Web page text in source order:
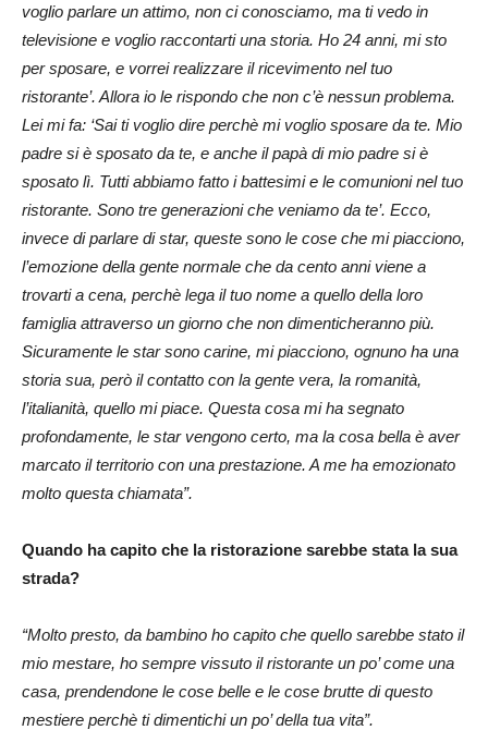
voglio parlare un attimo, non ci conosciamo, ma ti vedo in
televisione e voglio raccontarti una storia. Ho 24 anni, mi sto
per sposare, e vorrei realizzare il ricevimento nel tuo
ristorante’. Allora io le rispondo che non c’è nessun problema.
Lei mi fa: ‘Sai ti voglio dire perchè mi voglio sposare da te. Mio
padre si è sposato da te, e anche il papà di mio padre si è
sposato lì. Tutti abbiamo fatto i battesimi e le comunioni nel tuo
ristorante. Sono tre generazioni che veniamo da te’. Ecco,
invece di parlare di star, queste sono le cose che mi piacciono,
l’emozione della gente normale che da cento anni viene a
trovarti a cena, perchè lega il tuo nome a quello della loro
famiglia attraverso un giorno che non dimenticheranno più.
Sicuramente le star sono carine, mi piacciono, ognuno ha una
storia sua, però il contatto con la gente vera, la romanità,
l’italianità, quello mi piace. Questa cosa mi ha segnato
profondamente, le star vengono certo, ma la cosa bella è aver
marcato il territorio con una prestazione. A me ha emozionato
molto questa chiamata”.
Quando ha capito che la ristorazione sarebbe stata la sua
strada?
“Molto presto, da bambino ho capito che quello sarebbe stato il
mio mestare, ho sempre vissuto il ristorante un po’ come una
casa, prendendone le cose belle e le cose brutte di questo
mestiere perchè ti dimentichi un po’ della tua vita”.